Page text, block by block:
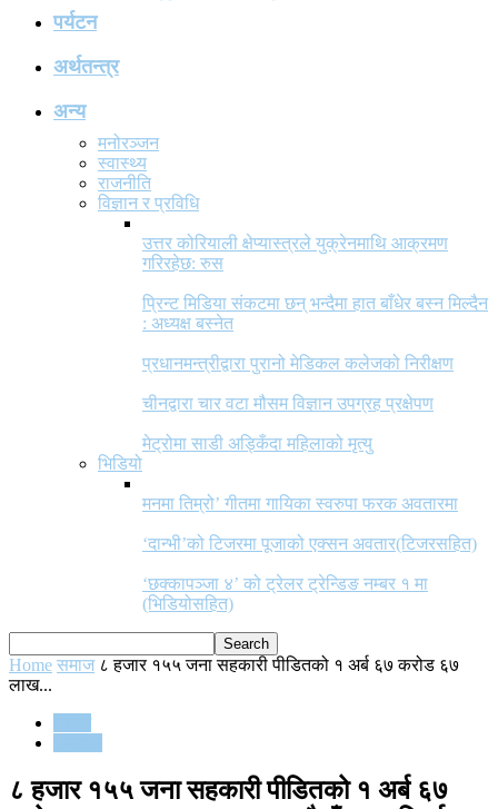
पर्यटन
अर्थतन्त्र
अन्य
मनोरञ्जन
स्वास्थ्य
राजनीति
विज्ञान र प्रविधि
उत्तर कोरियाली क्षेप्यास्त्रले युक्रेनमाथि आक्रमण
गरिरहेछ: रुस
प्रिन्ट मिडिया संकटमा छन् भन्दैमा हात बाँधेर बस्न मिल्दैन
: अध्यक्ष बस्नेत
प्रधानमन्त्रीद्वारा पुरानो मेडिकल कलेजको निरीक्षण
चीनद्वारा चार वटा मौसम विज्ञान उपग्रह प्रक्षेपण
मेट्रोमा साडी अड्किँदा महिलाको मृत्यु
भिडियो
मनमा तिम्रो’ गीतमा गायिका स्वरुपा फरक अवतारमा
‘दान्भी’को टिजरमा पूजाको एक्सन अवतार(टिजरसहित)
‘छक्कापञ्जा ४’ को ट्रेलर ट्रेन्डिङ नम्बर १ मा
(भिडियोसहित)
Home समाज ८ हजार १५५ जना सहकारी पीडितको १ अर्ब ६७ करोड ६७
लाख...
८ हजार १५५ जना सहकारी पीडितको १ अर्ब ६७